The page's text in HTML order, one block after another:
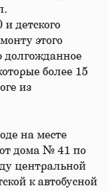
детского
этого
долгожданное
более 15
из
на месте
дома № 41 по
центральной
к автобусной